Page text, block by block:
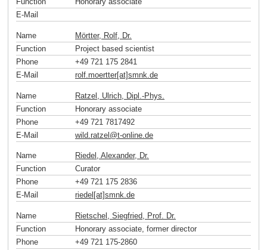
E-Mail
Name
Mörtter, Rolf, Dr.
Function
Project based scientist
Phone
+49 721 175 2841
E-Mail
rolf.moertter[at]smnk de
Name
Ratzel, Ulrich, Dipl.-Phys.
Function
Honorary associate
Phone
+49 721 7817492
E-Mail
wild.ratzel@t-online de
Name
Riedel, Alexander, Dr.
Function
Curator
Phone
+49 721 175 2836
E-Mail
riedel[at]smnk.de
Name
Rietschel, Siegfried, Prof. Dr.
Function
Honorary associate, former director
Phone
+49 721 175-2860